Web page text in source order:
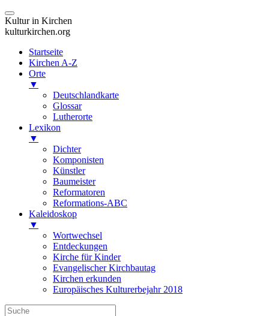
Kultur in Kirchen
kulturkirchen.org
Startseite
Kirchen A-Z
Orte
▼
Deutschlandkarte
Glossar
Lutherorte
Lexikon
▼
Dichter
Komponisten
Künstler
Baumeister
Reformatoren
Reformations-ABC
Kaleidoskop
▼
Wortwechsel
Entdeckungen
Kirche für Kinder
Evangelischer Kirchbautag
Kirchen erkunden
Europäisches Kulturerbejahr 2018